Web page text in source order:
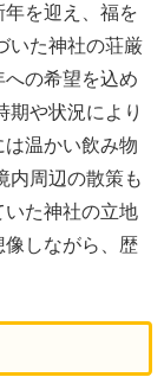
を迎え、福を
いた神社の荘厳
の希望を込め
期や状況により
温かい飲み物
内周辺の散策も
いた神社の立地
しながら、歴